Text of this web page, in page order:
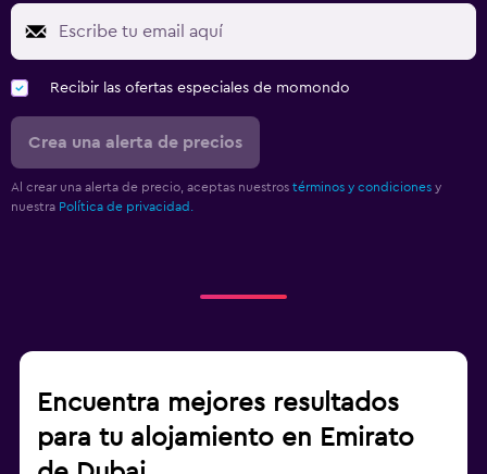
Recibir las ofertas especiales de momondo
Crea una alerta de precios
Al crear una alerta de precio, aceptas nuestros términos y condiciones y
nuestra Política de privacidad.
Encuentra mejores resultados
para tu alojamiento en Emirato